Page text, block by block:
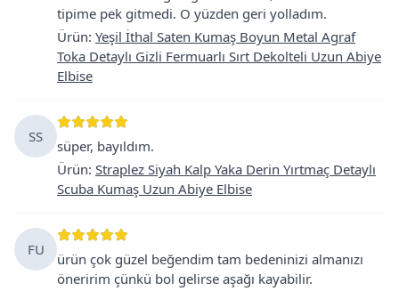
tipime pek gitmedi. O yüzden geri yolladım.
Ürün: Yeşil İthal Saten Kumaş Boyun Metal Agraf
Toka Detaylı Gizli Fermuarlı Sırt Dekolteli Uzun Abiye
Elbise
SS
süper, bayıldım.
Ürün: Straplez Siyah Kalp Yaka Derin Yırtmaç Detaylı
Scuba Kumaş Uzun Abiye Elbise
FU
ürün çok güzel beğendim tam bedeninizi almanızı
öneririm çünkü bol gelirse aşağı kayabilir.